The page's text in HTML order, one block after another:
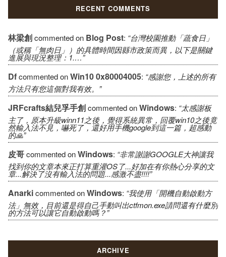
RECENT COMMENTS
林梁創commented on Blog Post: “台灣校園推動「蔬食日」
（或稱「無肉日」）的具體時間因縣市政策而異，以下是關鍵
進展與現況整理：1.…”
Dfcommented onWin10 0x80004005: “感謝您，上述的所有
方法只有您這個對我有效。”
JRFcrafts結兒孚手創commented onWindows: “太感謝板
主了，原本升級winn11之後，覺得系統異常，回覆win10之後竟
然輸入法不見，嚇死了，還好用手機google到這一篇，超感動
的🙏”
皮哥commented onWindows: “非常謝謝GOOGLE大神讓我
找到你的文章本來正打算重灌OS了...好加在有你熱心分享的文
章...解決了沒有輸入法的問題...感激不盡!!!!”
Anarkicommented onWindows: “我使用「開機自動啟動方
法」無效，目前還是得自己手動叫出ctfmon.exe請問還有什麼別
的方法可以讓它自動啟動嗎？”
ARCHIVE